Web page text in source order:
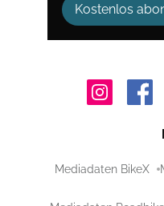
Kostenlos
Mediadaten BikeX